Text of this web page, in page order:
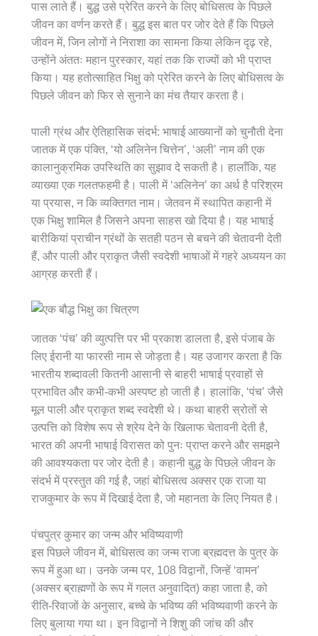
पास लाते हैं। बुद्ध उसे प्रेरित करने के लिए बोधिसत्व के पिछले
जीवन का वर्णन करते हैं। बुद्ध इस बात पर जोर देते हैं कि पिछले
जीवन में, जिन लोगों ने निराशा का सामना किया लेकिन दृढ़ रहे,
उन्होंने अंततः महान पुरस्कार, यहां तक ​​कि राज्यों को भी प्राप्त
किया। यह हतोत्साहित भिक्षु को प्रेरित करने के लिए बोधिसत्व के
पिछले जीवन को फिर से सुनाने का मंच तैयार करता है।
पाली ग्रंथ और ऐतिहासिक संदर्भ: भाषाई आख्यानों को चुनौती देना
जातक में एक पंक्ति, ‘यो अलिनेन चित्तेन’, ‘अली’ नाम की एक
कालानुक्रमिक उपस्थिति का सुझाव दे सकती है। हालाँकि, यह
व्याख्या एक गलतफहमी है। पाली में ‘अलिनेन’ का अर्थ है परिश्रम
या प्रयास, न कि व्यक्तिगत नाम। जेतवन में स्थापित कहानी में
एक भिक्षु शामिल है जिसने अपना साहस खो दिया है। यह भाषाई
बारीकियां प्राचीन ग्रंथों के सतही पठन से बचने की चेतावनी देती
हैं, और पाली और प्राकृत जैसी स्वदेशी भाषाओं में गहरे अध्ययन का
आग्रह करती हैं।
जातक ‘पंच’ की व्युत्पत्ति पर भी प्रकाश डालता है, इसे पंजाब के
लिए ईरानी या फारसी नाम से जोड़ता है। यह उजागर करता है कि
भारतीय शब्दावली कितनी आसानी से बाहरी भाषाई प्रवाहों से
प्रभावित और कभी-कभी अस्पष्ट हो जाती है। हालांकि, ‘पंच’ जैसे
मूल पाली और प्राकृत शब्द स्वदेशी थे। कथा बाहरी स्रोतों से
उत्पत्ति को विशेष रूप से श्रेय देने के खिलाफ चेतावनी देती है,
भारत की अपनी भाषाई विरासत को पुनः प्राप्त करने और समझने
की आवश्यकता पर जोर देती है। कहानी बुद्ध के पिछले जीवन के
संदर्भ में प्रस्तुत की गई है, जहां बोधिसत्व अक्सर एक राजा या
राजकुमार के रूप में दिखाई देता है, जो महानता के लिए नियत है।
पंचपुत्र कुमार का जन्म और भविष्यवाणी
इस पिछले जीवन में, बोधिसत्व का जन्म राजा ब्रह्मदत्त के पुत्र के
रूप में हुआ था। उनके जन्म पर, 108 विद्वानों, जिन्हें ‘वामन’
(अक्सर ब्राह्मणों के रूप में गलत अनुवादित) कहा जाता है, को
रीति-रिवाजों के अनुसार, बच्चे के भविष्य की भविष्यवाणी करने के
लिए बुलाया गया था। इन विद्वानों ने शिशु की जांच की और